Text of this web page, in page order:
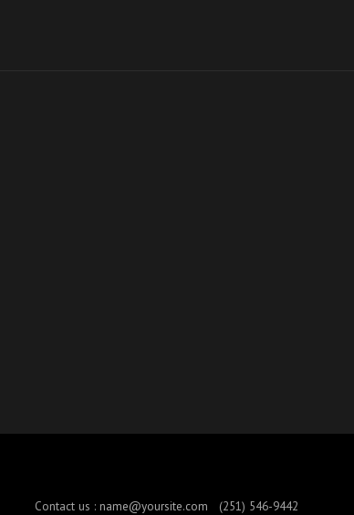
Contact us : name@yoursite.com (251) 546-9442